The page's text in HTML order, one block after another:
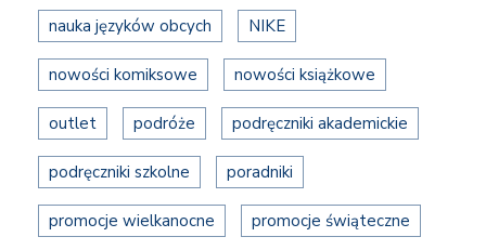
nauka języków obcych NIKE
nowości komiksowe nowości książkowe
outlet podróże podręczniki akademickie
podręczniki szkolne poradniki
promocje wielkanocne promocje świąteczne